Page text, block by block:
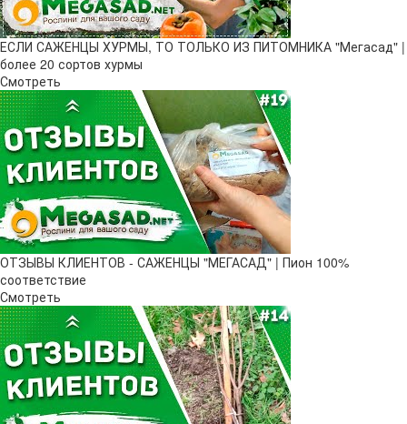
ЕСЛИ САЖЕНЦЫ ХУРМЫ, ТО ТОЛЬКО ИЗ ПИТОМНИКА "Мегасад" |
более 20 сортов хурмы
Смотреть
ОТЗЫВЫ КЛИЕНТОВ - САЖЕНЦЫ "МЕГАСАД" | Пион 100%
соответствие
Смотреть